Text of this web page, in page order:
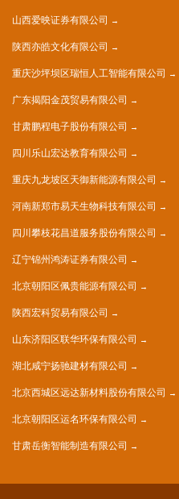
山西爱映证券有限公司
陕西亦皓文化有限公司
重庆沙坪坝区瑞恒人工智能有限公司
广东揭阳金茂贸易有限公司
甘肃鹏程电子股份有限公司
四川乐山宏达教育有限公司
重庆九龙坡区天御新能源有限公司
河南新郑市易天生物科技有限公司
四川攀枝花昌道服务股份有限公司
辽宁锦州鸿涛证券有限公司
北京朝阳区佩贵能源有限公司
陕西宏科贸易有限公司
山东济阳区联华环保有限公司
湖北咸宁扬驰建材有限公司
北京西城区远达新材料股份有限公司
北京朝阳区运名环保有限公司
甘肃岳衡智能制造有限公司